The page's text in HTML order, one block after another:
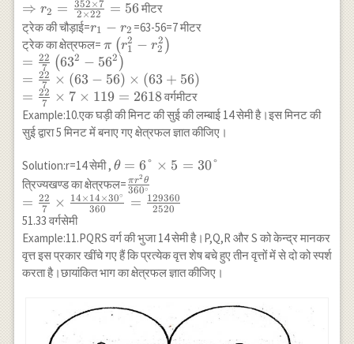
\\ \Rightarrow
r^2=441
\Rightarrow
r=\sqrt{441} \\
\Rightarrow r=21
\times
r_1=396 \\
\Rightarrow
r_1=\frac{396
\times 7}{2
\times
22}=63
\\
\Rightarrow
r_2=\frac{352
\times 7}{2
\times
22}=56
⇒ r2 = 2 ×22
352 ×7 = 56मीटर
ट्रेक की चौड़ाई=r_1-
r_2
r1 − r2 =63-56=7 मीटर
ट्रेक का क्षेत्रफल= \pi\left(r_1^2-
r_2^2\right)
\\ =\frac{22}
{7}\left(63^2-
56^2\right) \\
=\frac{22}
{7} \times(63-
56)
\times(63+56)
\\ =\frac{22}
{7} \times 7
119=2618
π (r1
2 − r2
2 )
=
7
22 (632 − 562 )
=
7
22 × (63 − 56) × (63 + 56)
=
7
22 × 7 × 119 = 2618वर्गमीटर
Example:10.एक घड़ी की मिनट की सुई की लम्बाई 14 सेमी है।इस मिनट की
सुई द्वारा 5 मिनट में बनाए गए क्षेत्रफल ज्ञात कीजिए।
Solution:r=14 सेमी , \theta=6°
\times
5=30°
θ = 6° × 5 = 30°
त्रिज्यखण्ड का क्षेत्रफल=\frac{\pi r^2
\theta}
{360^{\circ}}
\\=\frac{22}
{7} \times
\frac{14 \times
14 \times
{360}
=\frac{129360}
360∘
πr2 θ
= 7
22 × 360
14 × 14 ×30∘ = 2520
129360
51.33 वर्गसेमी
Example:11.PQRS वर्ग की भुजा 14 सेमी है।P,Q,R और S को केन्द्र मानकर
वृत्त इस प्रकार खींचे गए हैं कि प्रत्येक वृत्त शेष बचे हुए तीन वृत्तों में से दो को स्पर्श
करता है।छायांकित भाग का क्षेत्रफल ज्ञात कीजिए।